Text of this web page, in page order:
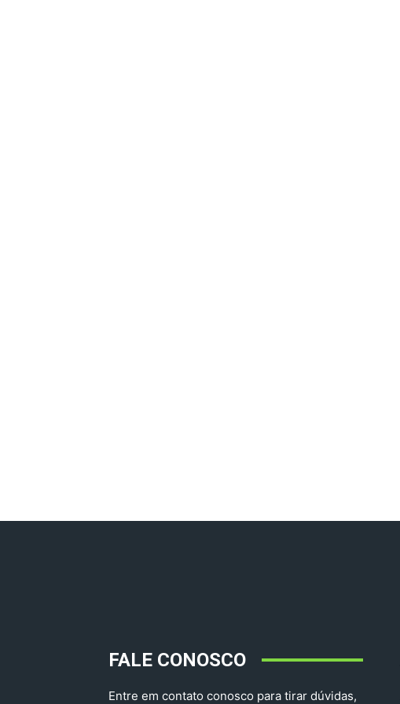
FALE CONOSCO
Entre em contato conosco para tirar dúvidas,